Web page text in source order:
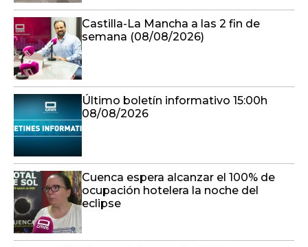
Castilla-La Mancha a las 2 fin de
semana (08/08/2026)
Último boletín informativo 15:00h
08/08/2026
Cuenca espera alcanzar el 100% de
ocupación hotelera la noche del
eclipse